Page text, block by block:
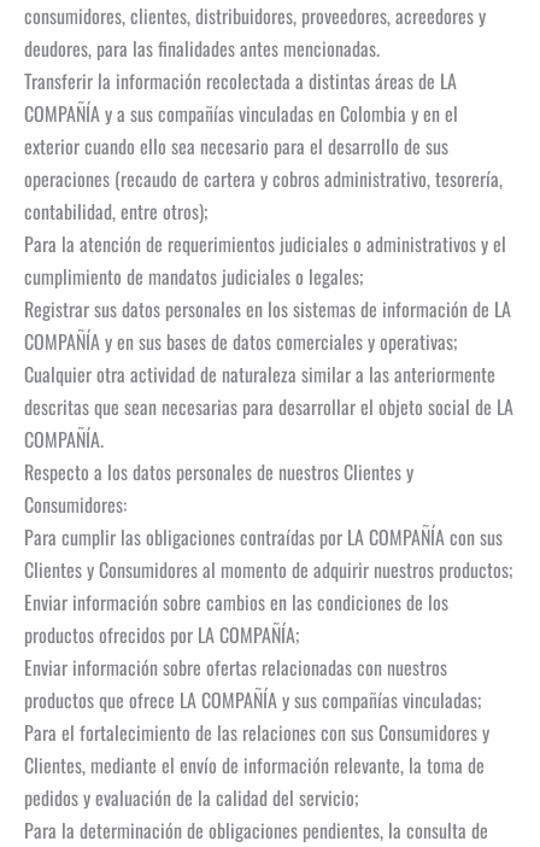
consumidores, clientes, distribuidores, proveedores, acreedores y
deudores, para las finalidades antes mencionadas.
Transferir la información recolectada a distintas áreas de LA
COMPAÑÍA y a sus compañías vinculadas en Colombia y en el
exterior cuando ello sea necesario para el desarrollo de sus
operaciones (recaudo de cartera y cobros administrativo, tesorería,
contabilidad, entre otros);
Para la atención de requerimientos judiciales o administrativos y el
cumplimiento de mandatos judiciales o legales;
Registrar sus datos personales en los sistemas de información de LA
COMPAÑÍA y en sus bases de datos comerciales y operativas;
Cualquier otra actividad de naturaleza similar a las anteriormente
descritas que sean necesarias para desarrollar el objeto social de LA
COMPAÑÍA.
Respecto a los datos personales de nuestros Clientes y
Consumidores:
Para cumplir las obligaciones contraídas por LA COMPAÑÍA con sus
Clientes y Consumidores al momento de adquirir nuestros productos;
Enviar información sobre cambios en las condiciones de los
productos ofrecidos por LA COMPAÑÍA;
Enviar información sobre ofertas relacionadas con nuestros
productos que ofrece LA COMPAÑÍA y sus compañías vinculadas;
Para el fortalecimiento de las relaciones con sus Consumidores y
Clientes, mediante el envío de información relevante, la toma de
pedidos y evaluación de la calidad del servicio;
Para la determinación de obligaciones pendientes, la consulta de